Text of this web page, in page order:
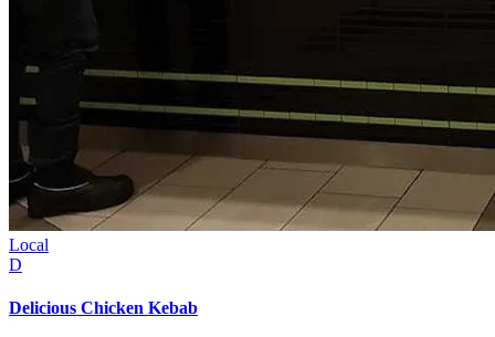
Local
D
Delicious Chicken Kebab